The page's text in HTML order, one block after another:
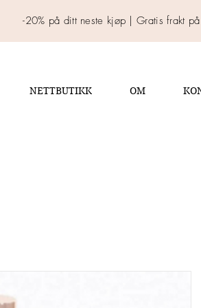
-20% på ditt neste kjøp | Gratis frakt
NETTBUTIKK OM